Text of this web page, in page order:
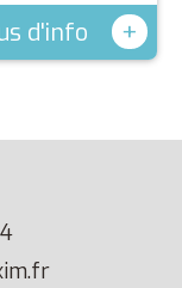
d'info +